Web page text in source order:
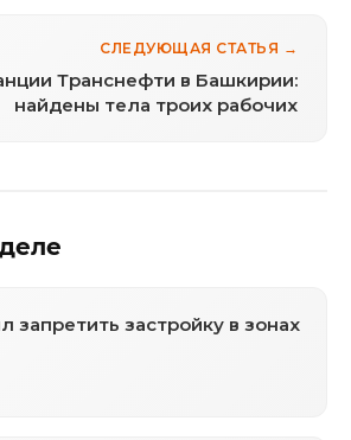
СЛЕДУЮЩАЯ СТАТЬЯ →
Транснефти в Башкирии:
найдены тела троих рабочих
запретить застройку в зонах